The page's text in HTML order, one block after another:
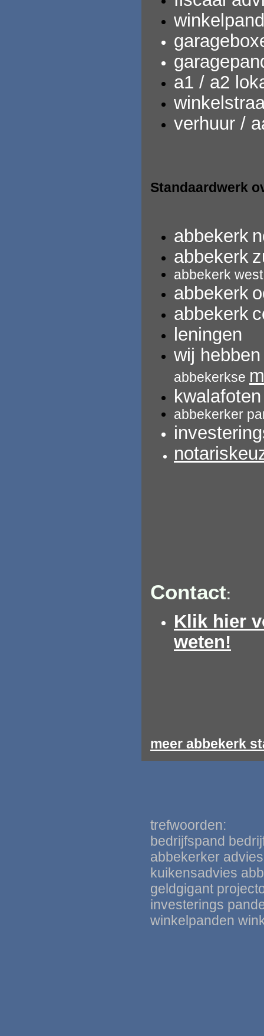
a1 / a2
verhuur /
Standaardwerk
abbekerk
abbekerk
abbekerk west
abbekerk
abbekerk
leningen
wij
abbekerkse
abbekerker
Contact:
Klik hier
weten!
meer abbekerk
trefwoorden:
bedrijfspand
abbekerker
kuikensadvies
geldgigant
investerings
winkelpanden